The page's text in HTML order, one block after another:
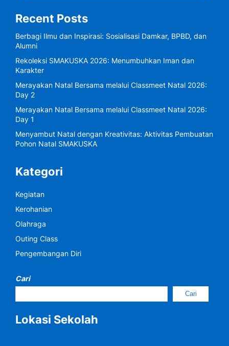
Recent Posts
Berbagi Ilmu dan Inspirasi: Sosialisasi Damkar, BPBD, dan
Alumni
Rekoleksi SMAKUSKA 2026: Menumbuhkan Iman dan
Karakter
Merayakan Natal Bersama melalui Classmeet Natal 2026:
Day 2
Merayakan Natal Bersama melalui Classmeet Natal 2026:
Day 1
Menyambut Natal dengan Kreativitas: Aktivitas Pembuatan
Pohon Natal SMAKUSKA
Kategori
Kegiatan
Kerohanian
Olahraga
Outing Class
Pengembangan Diri
Cari
Cari
Lokasi Sekolah